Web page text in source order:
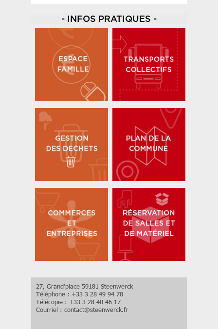
- INFOS PRATIQUES -
27, Grand’place 59181 Steenwerck
Téléphone : +33 3 28 49 94 78
Télécopie : +33 3 28 40 46 17
Courriel : contact@steenwerck.fr